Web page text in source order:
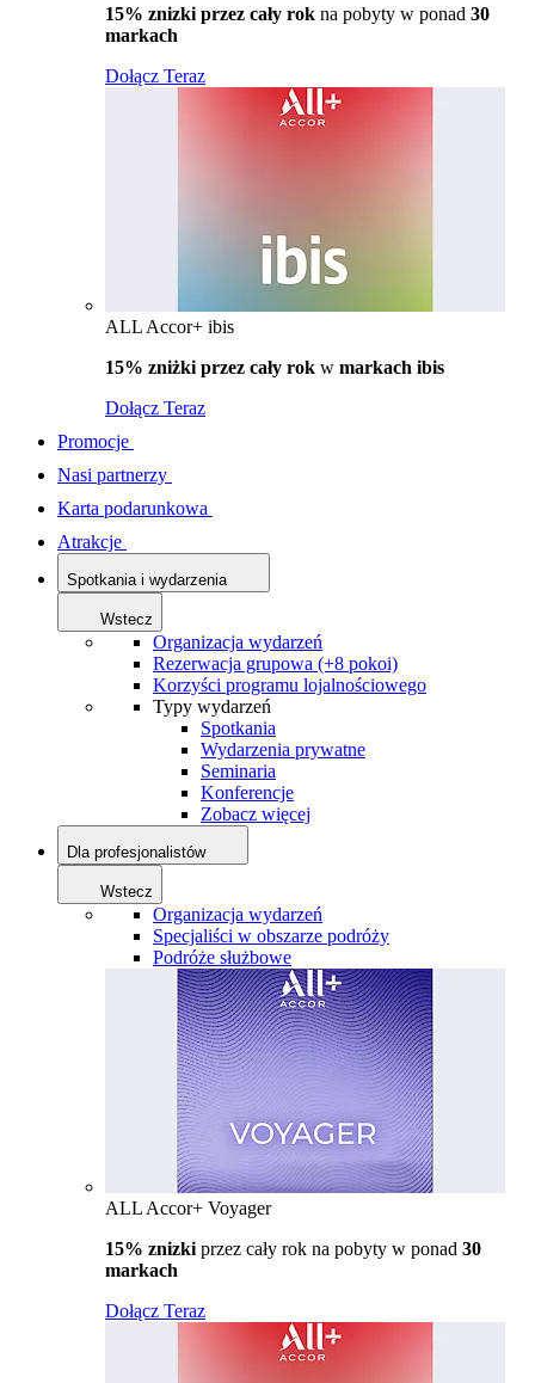
15% znizki przez cały rok na pobyty w ponad 30
markach
Dołącz Teraz
ALL Accor+ ibis
15% zniżki przez cały rok w markach ibis
Dołącz Teraz
Promocje
Nasi partnerzy
Karta podarunkowa
Atrakcje
Spotkania i wydarzenia
Wstecz
Organizacja wydarzeń
Rezerwacja grupowa (+8 pokoi)
Korzyści programu lojalnościowego
Typy wydarzeń
Spotkania
Wydarzenia prywatne
Seminaria
Konferencje
Zobacz więcej
Dla profesjonalistów
Wstecz
Organizacja wydarzeń
Specjaliści w obszarze podróży
Podróże służbowe
ALL Accor+ Voyager
15% znizki przez cały rok na pobyty w ponad 30
markach
Dołącz Teraz